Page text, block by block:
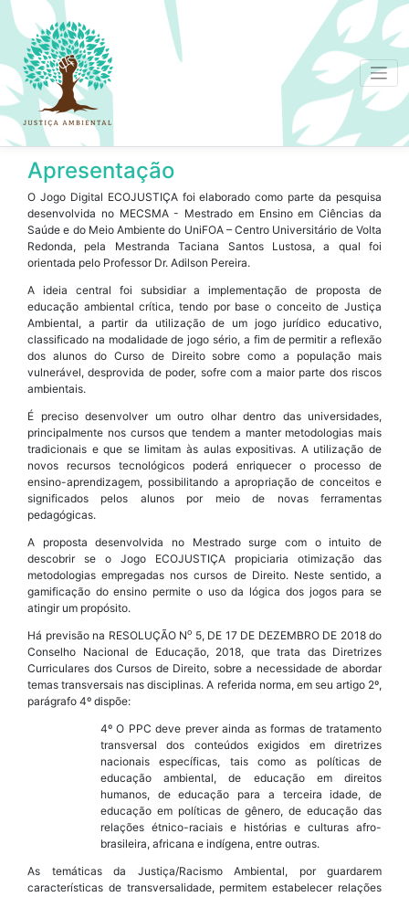
Apresentação
O Jogo Digital ECOJUSTIÇA foi elaborado como parte da pesquisa
desenvolvida no MECSMA - Mestrado em Ensino em Ciências da
Saúde e do Meio Ambiente do UniFOA – Centro Universitário de Volta
Redonda, pela Mestranda Taciana Santos Lustosa, a qual foi
orientada pelo Professor Dr. Adilson Pereira.
A ideia central foi subsidiar a implementação de proposta de
educação ambiental crítica, tendo por base o conceito de Justiça
Ambiental, a partir da utilização de um jogo jurídico educativo,
classificado na modalidade de jogo sério, a fim de permitir a reflexão
dos alunos do Curso de Direito sobre como a população mais
vulnerável, desprovida de poder, sofre com a maior parte dos riscos
ambientais.
É preciso desenvolver um outro olhar dentro das universidades,
principalmente nos cursos que tendem a manter metodologias mais
tradicionais e que se limitam às aulas expositivas. A utilização de
novos recursos tecnológicos poderá enriquecer o processo de
ensino-aprendizagem, possibilitando a apropriação de conceitos e
significados pelos alunos por meio de novas ferramentas
pedagógicas.
A proposta desenvolvida no Mestrado surge com o intuito de
descobrir se o Jogo ECOJUSTIÇA propiciaria otimização das
metodologias empregadas nos cursos de Direito. Neste sentido, a
gamificação do ensino permite o uso da lógica dos jogos para se
atingir um propósito.
Há previsão na RESOLUÇÃO No 5, DE 17 DE DEZEMBRO DE 2018 do
Conselho Nacional de Educação, 2018, que trata das Diretrizes
Curriculares dos Cursos de Direito, sobre a necessidade de abordar
temas transversais nas disciplinas. A referida norma, em seu artigo 2º,
parágrafo 4º dispõe:
4º O PPC deve prever ainda as formas de tratamento
transversal dos conteúdos exigidos em diretrizes
nacionais específicas, tais como as políticas de
educação ambiental, de educação em direitos
humanos, de educação para a terceira idade, de
educação em políticas de gênero, de educação das
relações étnico-raciais e histórias e culturas afro-
brasileira, africana e indígena, entre outras.
As temáticas da Justiça/Racismo Ambiental, por guardarem
características de transversalidade, permitem estabelecer relações